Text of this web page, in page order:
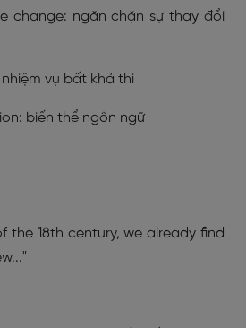
change: ngăn chặn sự thay đổi
vụ bất khả thi
biến thể ngôn ngữ
the 18th century, we already find